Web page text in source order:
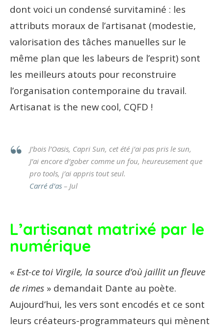
dont voici un condensé survitaminé : les
attributs moraux de l’artisanat (modestie,
valorisation des tâches manuelles sur le
même plan que les labeurs de l’esprit) sont
les meilleurs atouts pour reconstruire
l’organisation contemporaine du travail.
Artisanat is the new cool, CQFD !
J’bois l’Oasis, Capri Sun, cet été j’ai pas pris le sun,
J’ai encore d’gober comme un fou, heureusement que
pro tools, j’ai appris tout seul.
Carré d’as – Jul
L’artisanat matrixé par le
numérique
« Est-ce toi Virgile, la source d’où jaillit un fleuve
de rimes » demandait Dante au poète.
Aujourd’hui, les vers sont encodés et ce sont
leurs créateurs-programmateurs qui mènent